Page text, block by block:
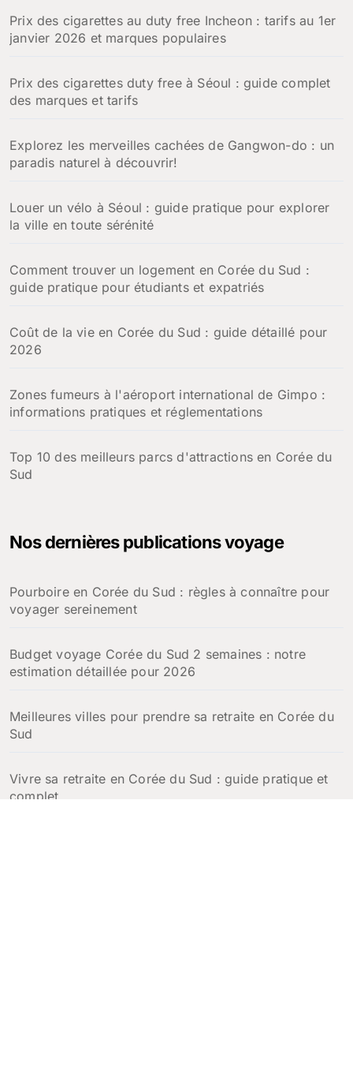
Prix des cigarettes au duty free Incheon : tarifs au 1er
janvier 2026 et marques populaires
Prix des cigarettes duty free à Séoul : guide complet
des marques et tarifs
Explorez les merveilles cachées de Gangwon-do : un
paradis naturel à découvrir!
Louer un vélo à Séoul : guide pratique pour explorer
la ville en toute sérénité
Comment trouver un logement en Corée du Sud :
guide pratique pour étudiants et expatriés
Coût de la vie en Corée du Sud : guide détaillé pour
2026
Zones fumeurs à l'aéroport international de Gimpo :
informations pratiques et réglementations
Top 10 des meilleurs parcs d'attractions en Corée du
Sud
Nos dernières publications voyage
Pourboire en Corée du Sud : règles à connaître pour
voyager sereinement
Budget voyage Corée du Sud 2 semaines : notre
estimation détaillée pour 2026
Meilleures villes pour prendre sa retraite en Corée du
Sud
Vivre sa retraite en Corée du Sud : guide pratique et
complet